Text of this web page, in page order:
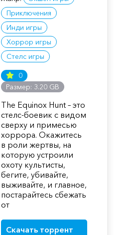
Приключения
Инди игры
Хоррор игры
Стелс игры
0
Размер: 3.20 GB
The Equinox Hunt – это
стелс-боевик с видом
сверху и примесью
хоррора. Окажитесь
в роли жертвы, на
которую устроили
охоту культисты,
бегите, убивайте,
выживайте, и главное,
постарайтесь сбежать
от
Скачать торрент